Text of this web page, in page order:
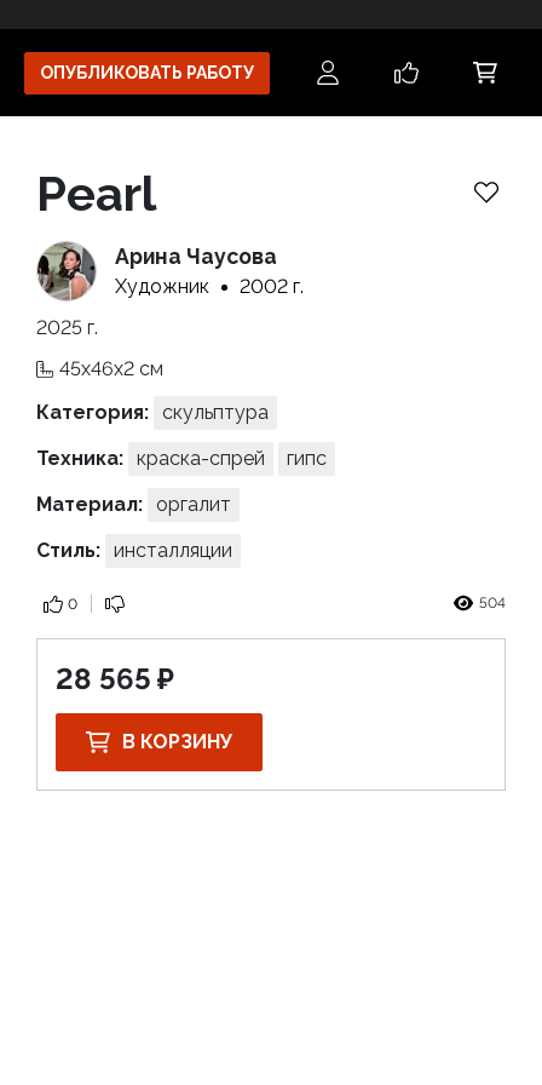
ОПУБЛИКОВАТЬ РАБОТУ
Pearl
Арина Чаусова
Художник
2002 г.
2025 г.
45x46x2 см
Категория: скульптура
Техника: краска-спрей
гипс
Материал: оргалит
Стиль: инсталляции
0 504
28 565
В КОРЗИНУ